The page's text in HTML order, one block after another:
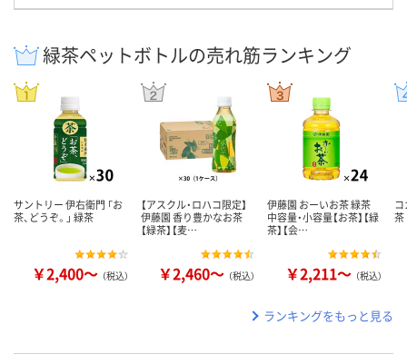
緑茶ペットボトルの売れ筋ランキング
サントリー 伊右衛門 「お
茶、どうぞ。」 緑茶
￥2,400～ （税込）
【アスクル・ロハコ限定】
伊藤園 香り豊かなお茶
【緑茶】【麦…
￥2,460～ （税込）
伊藤園 おーいお茶 緑茶
中容量・小容量【お茶】【緑
茶】【会…
￥2,211～ （税込）
コ
茶
ランキングをもっと見る